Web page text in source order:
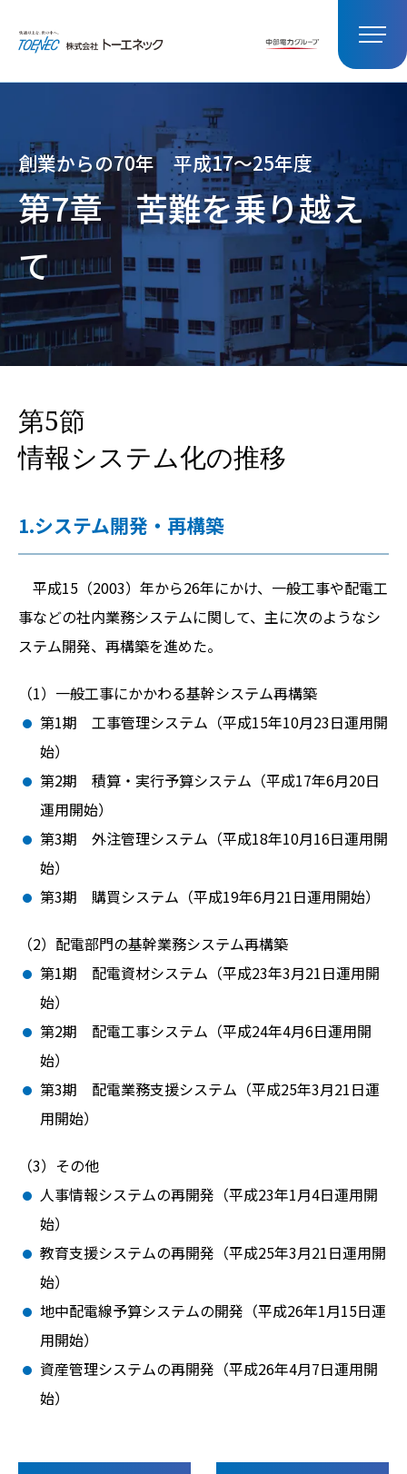
創業からの70年 平成17～25年度
第7章
苦難を乗り越え
て
第5節
情報システム化の推移
1.システム開発・再構築
平成15（2003）年から26年にかけ、一般工事や配電工
事などの社内業務システムに関して、主に次のようなシ
ステム開発、再構築を進めた。
一般工事にかかわる基幹システム再構築
第1期 工事管理システム（平成15年10月23日運用開
始）
第2期 積算・実行予算システム（平成17年6月20日
運用開始）
第3期 外注管理システム（平成18年10月16日運用開
始）
第3期 購買システム（平成19年6月21日運用開始）
配電部門の基幹業務システム再構築
第1期 配電資材システム（平成23年3月21日運用開
始）
第2期 配電工事システム（平成24年4月6日運用開
始）
第3期 配電業務支援システム（平成25年3月21日運
用開始）
その他
人事情報システムの再開発（平成23年1月4日運用開
始）
教育支援システムの再開発（平成25年3月21日運用開
始）
地中配電線予算システムの開発（平成26年1月15日運
用開始）
資産管理システムの再開発（平成26年4月7日運用開
始）